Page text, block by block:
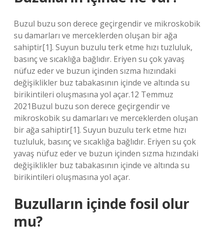
Buzul buzu son derece geçirgendir ve mikroskobik
su damarları ve merceklerden oluşan bir ağa
sahiptir[1]. Suyun buzulu terk etme hızı tuzluluk,
basınç ve sıcaklığa bağlıdır. Eriyen su çok yavaş
nüfuz eder ve buzun içinden sızma hızındaki
değişiklikler buz tabakasının içinde ve altında su
birikintileri oluşmasına yol açar.12 Temmuz
2021Buzul buzu son derece geçirgendir ve
mikroskobik su damarları ve merceklerden oluşan
bir ağa sahiptir[1]. Suyun buzulu terk etme hızı
tuzluluk, basınç ve sıcaklığa bağlıdır. Eriyen su çok
yavaş nüfuz eder ve buzun içinden sızma hızındaki
değişiklikler buz tabakasının içinde ve altında su
birikintileri oluşmasına yol açar.
Buzulların içinde fosil olur
mu?